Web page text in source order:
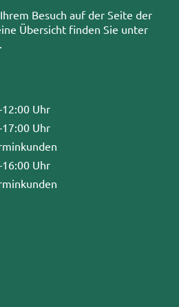
Besuch auf der Seite der
Übersicht finden Sie unter
.
Uhr
Uhr
Uhr